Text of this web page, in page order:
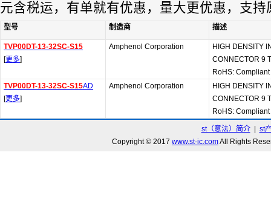
元含税运，有单就有优惠，量大更优惠，支持
型号 制造商 描述
TVP00DT-13-32SC-S15
[更多]
Amphenol Corporation
HIGH DENSITY
CONNECTOR 9
RoHS: Compliant
TVP00DT-13-32SC-S15AD
[更多]
Amphenol Corporation
HIGH DENSITY
CONNECTOR 9
RoHS: Compliant
st（意法）简介| st
Copyright © 2017 www.st-ic.comAll Rights